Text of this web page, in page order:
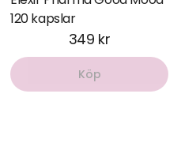
120 kapslar
349 kr
Köp